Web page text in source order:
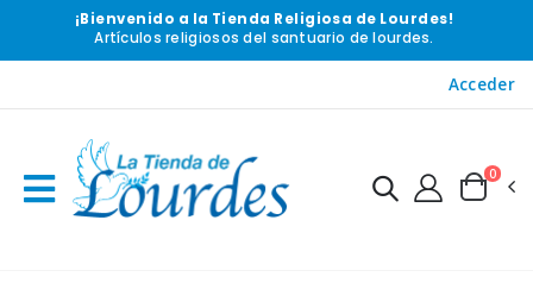
¡Bienvenido a la Tienda Religiosa de Lourdes!
Artículos religiosos del santuario de lourdes.
Acceder
0